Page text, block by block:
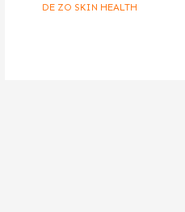
DE ZO SKIN HEALTH